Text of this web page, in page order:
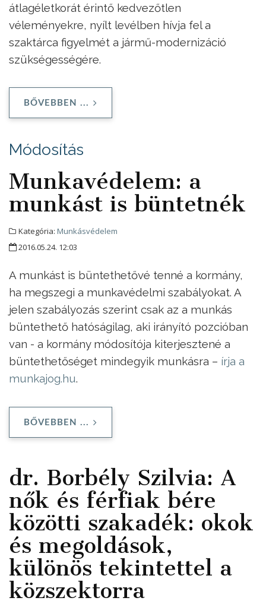
átlagéletkorát érintő kedvezőtlen
véleményekre, nyílt levélben hívja fel a
szaktárca figyelmét a jármű-modernizáció
szükségességére.
BŐVEBBEN ...
Módosítás
Munkavédelem: a
munkást is büntetnék
Kategória: Munkásvédelem
2016.05.24. 12:03
A munkást is büntethetővé tenné a kormány,
ha megszegi a munkavédelmi szabályokat. A
jelen szabályozás szerint csak az a munkás
büntethető hatóságilag, aki irányító pozcióban
van - a kormány módosítója kiterjesztené a
büntethetőséget mindegyik munkásra – írja a
munkajog.hu.
BŐVEBBEN ...
dr. Borbély Szilvia: A
nők és férfiak bére
közötti szakadék: okok
és megoldások,
különös tekintettel a
közszektorra